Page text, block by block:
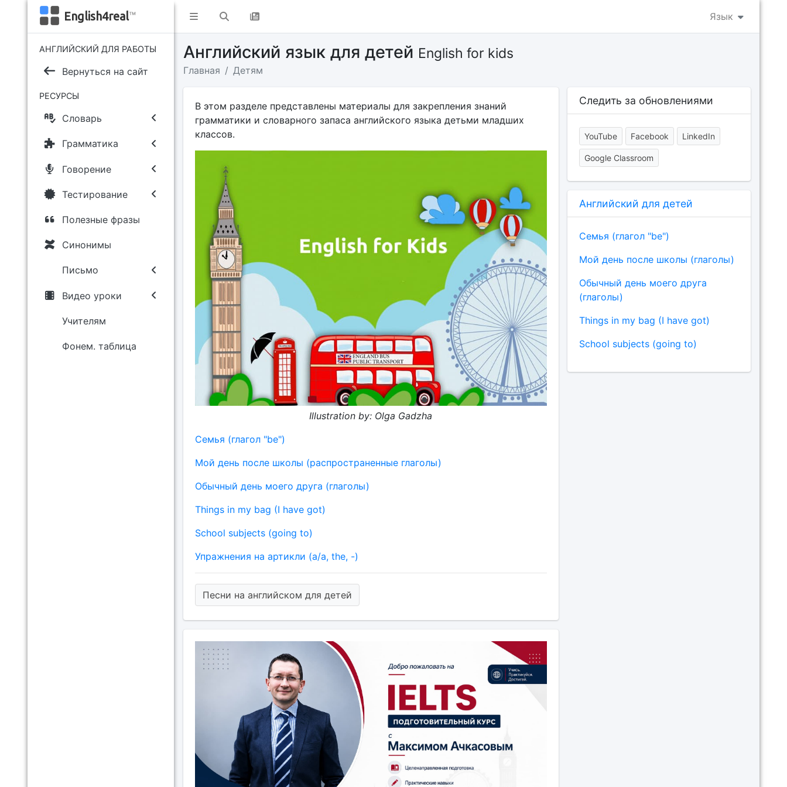
Язык
English4real™
АНГЛИЙСКИЙ ДЛЯ РАБОТЫ
Вернуться на сайт
РЕСУРСЫ
Словарь
Грамматика
Говорение
Тестирование
Полезные фразы
Синонимы
Письмо
Видео уроки
Учителям
Фонем. таблица
Английский язык для детей English for kids
Главная Детям
В этом разделе представлены материалы для закрепления знаний
грамматики и словарного запаса английского языка детьми младших
классов.
Illustration by: Olga Gadzha
Семья (глагол "be")
Мой день после школы (распространенные глаголы)
Обычный день моего друга (глаголы)
Things in my bag (I have got)
School subjects (going to)
Упражнения на артикли (a/a, the, -)
Песни на английском для детей
Следить за обновлениями
YouTube Facebook LinkedIn
Google Classroom
Английский для детей
Семья (глагол "be")
Мой день после школы (глаголы)
Обычный день моего друга
(глаголы)
Things in my bag (I have got)
School subjects (going to)